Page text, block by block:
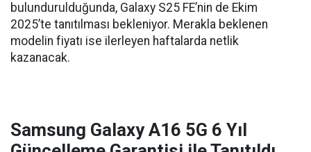
bulundurulduğunda, Galaxy S25 FE’nin de Ekim
2025’te tanıtılması bekleniyor. Merakla beklenen
modelin fiyatı ise ilerleyen haftalarda netlik
kazanacak.
Samsung Galaxy A16 5G 6 Yıl